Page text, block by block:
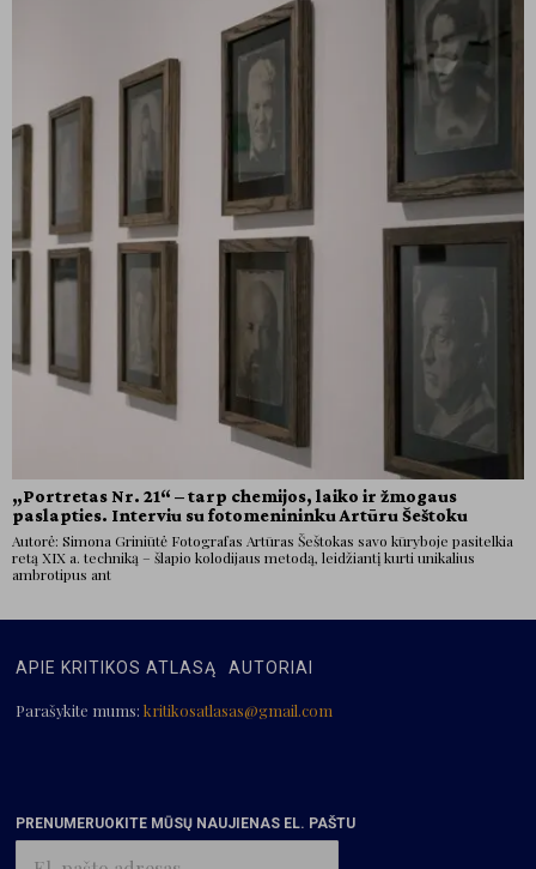
„Portretas Nr. 21“ – tarp chemijos, laiko ir žmogaus
paslapties. Interviu su fotomenininku Artūru Šeštoku
Autorė: Simona Griniūtė Fotografas Artūras Šeštokas savo kūryboje pasitelkia
retą XIX a. techniką – šlapio kolodijaus metodą, leidžiantį kurti unikalius
ambrotipus ant
APIE KRITIKOS ATLASĄ AUTORIAI
Parašykite mums:kritikosatlasas@gmail.com
PRENUMERUOKITE MŪSŲ NAUJIENAS EL. PAŠTU